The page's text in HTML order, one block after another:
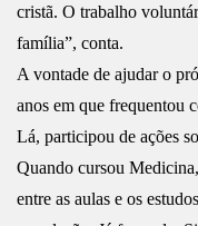
cristã. O trabalho
família”, conta.
A vontade de ajudar o
anos em que frequentou
Lá, participou de ações
Quando cursou
entre as aulas e os